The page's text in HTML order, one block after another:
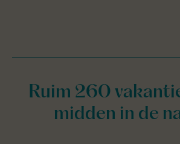
Ruim 260
midden in de